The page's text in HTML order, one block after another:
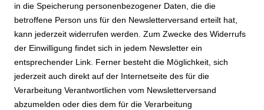
in die Speicherung personenbezogener Daten, die die
betroffene Person uns für den Newsletterversand erteilt hat,
kann jederzeit widerrufen werden. Zum Zwecke des Widerrufs
der Einwilligung findet sich in jedem Newsletter ein
entsprechender Link. Ferner besteht die Möglichkeit, sich
jederzeit auch direkt auf der Internetseite des für die
Verarbeitung Verantwortlichen vom Newsletterversand
abzumelden oder dies dem für die Verarbeitung